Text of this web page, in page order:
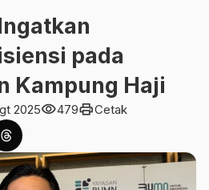
pada
Kampung Haji
2025visibility479printCetak